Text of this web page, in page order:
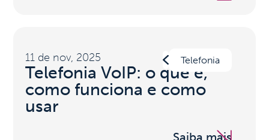
Telefonia
11 de nov, 2025
Telefonia VoIP: o que é,
como funciona e como
usar